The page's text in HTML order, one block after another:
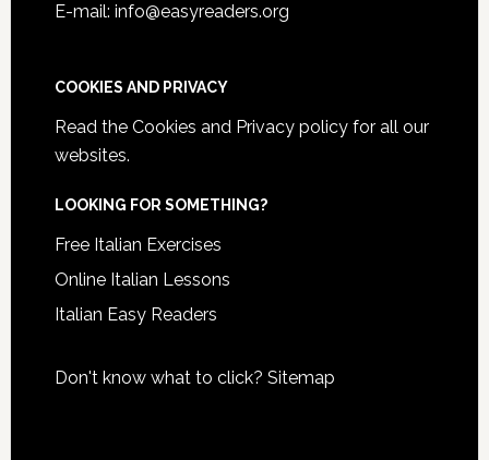
E-mail: info@easyreaders.org
COOKIES AND PRIVACY
Read the Cookies and Privacy policyfor all our
websites.
LOOKING FOR SOMETHING?
Free Italian Exercises
Online Italian Lessons
Italian Easy Readers
Don't know what to click? Sitemap